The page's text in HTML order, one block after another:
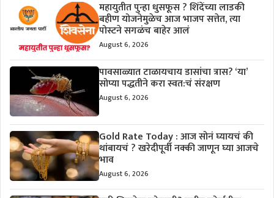
महायुतीत पुन्हा धुसफूस ? शिंदेंच्या लाडकी
बहीण योजनेमुळेच आज भाजप सत्तेत, त्या
पोस्टने सगळंच बाहेर आलं
August 6, 2026
पावसाळ्यात टाळायचाय डासांचा त्रास? ‘या’
सोप्या पद्धतीने करा स्वत:चं संरक्षण
August 6, 2026
Gold Rate Today : आज सोनं घ्यायचं की
थांबायचं ? खरेदीपूर्वी नक्की जाणून घ्या आजचे
भाव
August 6, 2026